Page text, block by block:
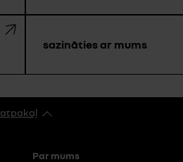
sazināties ar mums
atpakaļ
Par mums